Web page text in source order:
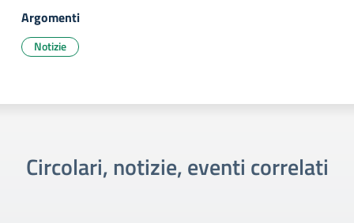
Argomenti
Notizie
Circolari, notizie, eventi correlati